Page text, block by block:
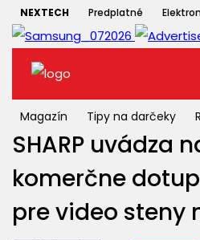
NEXTECH Predplatné
Magazín Tipy na darčeky
SHARP uvádza
komerčne
pre video steny